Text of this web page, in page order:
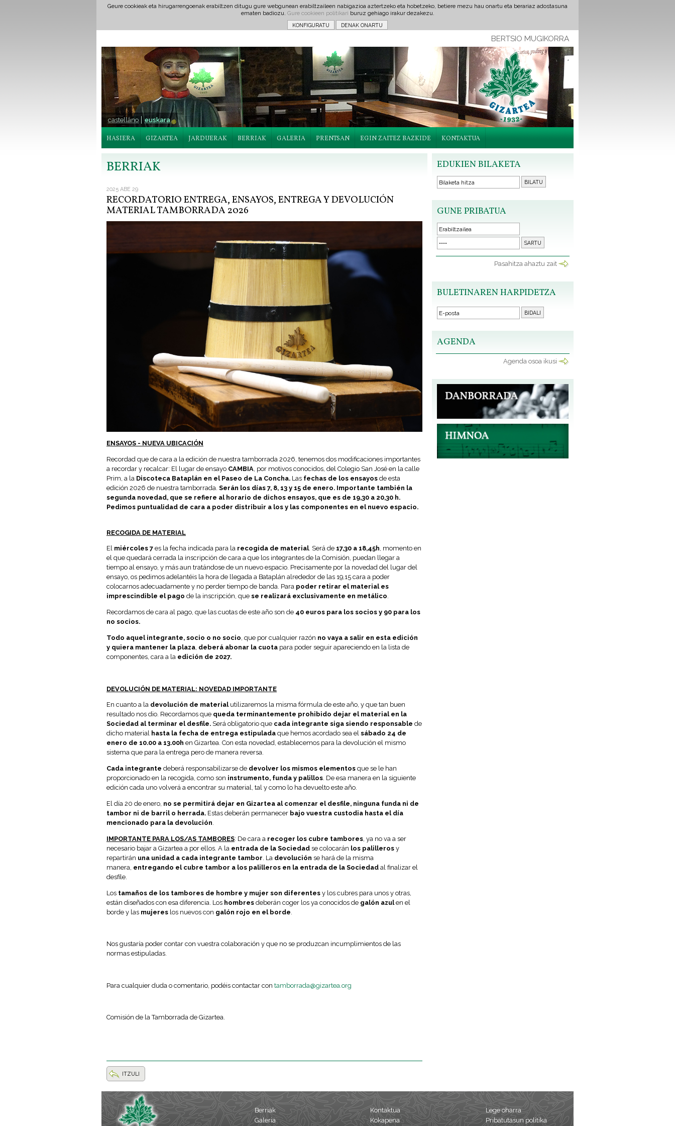
Geure cookieak eta hirugarrengoenak erabiltzen ditugu gure webgunean erabiltzaileen nabigazioa aztertzeko eta hobetzeko, betiere mezu hau onartu eta berariaz adostasuna
ematen badiozu. Gure cookieen politikari buruz gehiago irakur dezakezu.
BERTSIO MUGIKORRA
castellano euskara
HASIERA GIZARTEA JARDUERAK BERRIAK GALERIA PRENTSAN EGIN ZAITEZ BAZKIDE KONTAKTUA
EDUKIEN BILAKETA
GUNE PRIBATUA
Pasahitza ahaztu zait
BULETINAREN HARPIDETZA
AGENDA
Agenda osoa ikusi
BERRIAK
2025 ABE 29
RECORDATORIO ENTREGA, ENSAYOS, ENTREGA Y DEVOLUCIÓN
MATERIAL TAMBORRADA 2026
ENSAYOS - NUEVA UBICACIÓN
Recordad que de cara a la edición de nuestra tamborrada 2026, tenemos dos modificaciones importantes
a recordar y recalcar: El lugar de ensayo CAMBIA , por motivos conocidos, del Colegio San José en la calle
Prim, a la Discoteca Bataplán en el Paseo de La Concha. Las fechas de los ensayos de esta
edición 2026 de nuestra tamborrada. Serán los días 7, 8, 13 y 15 de enero. Importante también la
segunda novedad, que se refiere al horario de dichos ensayos, que es de 19,30 a 20,30 h.
Pedimos puntualidad de cara a poder distribuir a los y las componentes en el nuevo espacio.
RECOGIDA DE MATERIAL
El miércoles 7 es la fecha indicada para la recogida de material. Será de 17,30 a 18,45h, momento en
el que quedará cerrada la inscripción de cara a que los integrantes de la Comisión, puedan llegar a
tiempo al ensayo, y más aun tratándose de un nuevo espacio. Precisamente por la novedad del lugar del
ensayo, os pedimos adelantéis la hora de llegada a Bataplán alrededor de las 19,15 cara a poder
colocarnos adecuadamente y no perder tiempo de banda. Para poder retirar el material es
imprescindible el pago de la inscripción, que se realizará exclusivamente en metálico.
Recordamos de cara al pago, que las cuotas de este año son de 40 euros para los socios y 90 para los
no socios.
Todo aquel integrante, socio o no socio, que por cualquier razón no vaya a salir en esta edición
y quiera mantener la plaza, deberá abonar la cuota para poder seguir apareciendo en la lista de
componentes, cara a la edición de 2027.
DEVOLUCIÓN DE MATERIAL: NOVEDAD IMPORTANTE
En cuanto a la devolución de materialutilizaremos la misma fórmula de este año, y que tan buen
resultado nos dio. Recordamos que queda terminantemente prohibido dejar el material en la
Sociedad al terminar el desfile. Será obligatorio que cada integrante siga siendo responsable de
dicho material hasta la fecha de entrega estipulada que hemos acordado sea el sábado 24 de
enero de 10.00 a 13.00h en Gizartea. Con esta novedad, establecemos para la devolución el mismo
sistema que para la entrega pero de manera reversa.
Cada integrante deberá responsabilizarse de devolver los mismos elementos que se le han
proporcionado en la recogida, como son instrumento, funda y palillos. De esa manera en la siguiente
edición cada uno volverá a encontrar su material, tal y como lo ha devuelto este año.
El día 20 de enero, no se permitirá dejar en Gizartea al comenzar el desfile, ninguna funda ni de
tambor ni de barril o herrada. Estas deberán permanecer bajo vuestra custodia hasta el día
mencionado para la devolución.
IMPORTANTE PARA LOS/AS TAMBORES: De cara a recoger los cubre tambores , ya no va a ser
necesario bajar a Gizartea a por ellos. A la entrada de la Sociedad se colocarán los palilleros y
repartirán una unidad a cada integrante tambor . La devolución se hará de la misma
manera, entregando el cubre tambor a los palilleros en la entrada de la Sociedad al finalizar el
desfile.
Los tamaños de los tambores de hombre y mujer son diferentes y los cubres para unos y otras,
están diseñados con esa diferencia. Los hombres deberán coger los ya conocidos de galón azulen el
borde y las mujeres los nuevos con galón rojo en el borde
Nos gustaría poder contar con vuestra colaboración y que no se produzcan incumplimientos de las
normas estipuladas.
Para cualquier duda o comentario, podéis contactar con tamborrada@gizartea.org
Comisión de la Tamborrada de Gizartea.
ITZULI
Lege oharra
Pribatutasun politika
Kontaktua
Kokapena
Berriak
Galeria